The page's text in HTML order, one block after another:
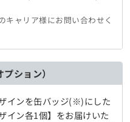
ャリア様にお問い合わせく
ション）
インを缶バッジ(※)にした
イン各1個】をお届けいた